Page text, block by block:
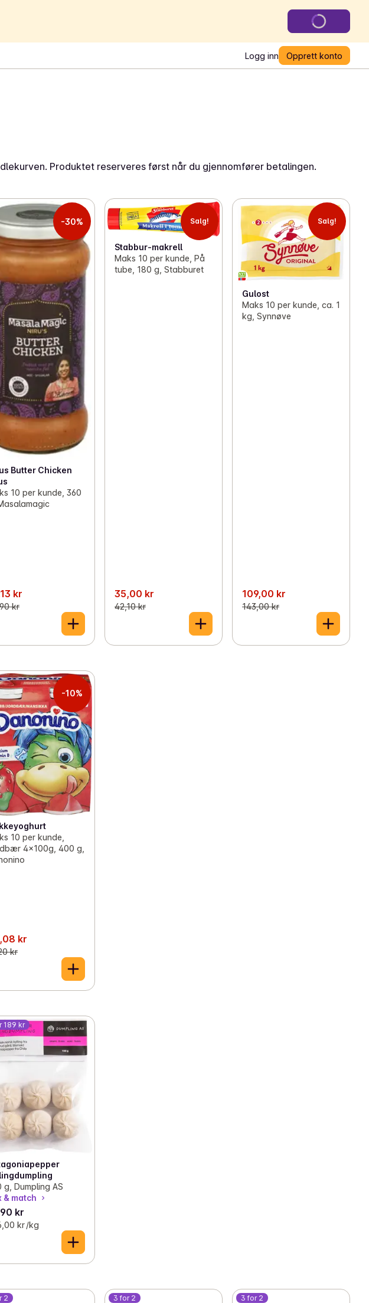
Logg inn Opprett konto
Produktet reserveres først når du gjennomfører betalingen.
-30%
Butter Chicken
10 per kunde, 360
kr
kr
Salg!
Stabbur-makrell
Maks 10 per kunde, På
tube, 180 g, Stabburet
35,00 kr
42,10 kr
Salg!
Gulost
Maks 10 per kunde, ca. 1
kg, Synnøve
109,00 kr
143,00 kr
-10%
10 per kunde,
4x100g, 400 g,
kr
kr
189 kr
g, Dumpling AS
& match
kr
kr /kg
2 3 for 2 3 for 2